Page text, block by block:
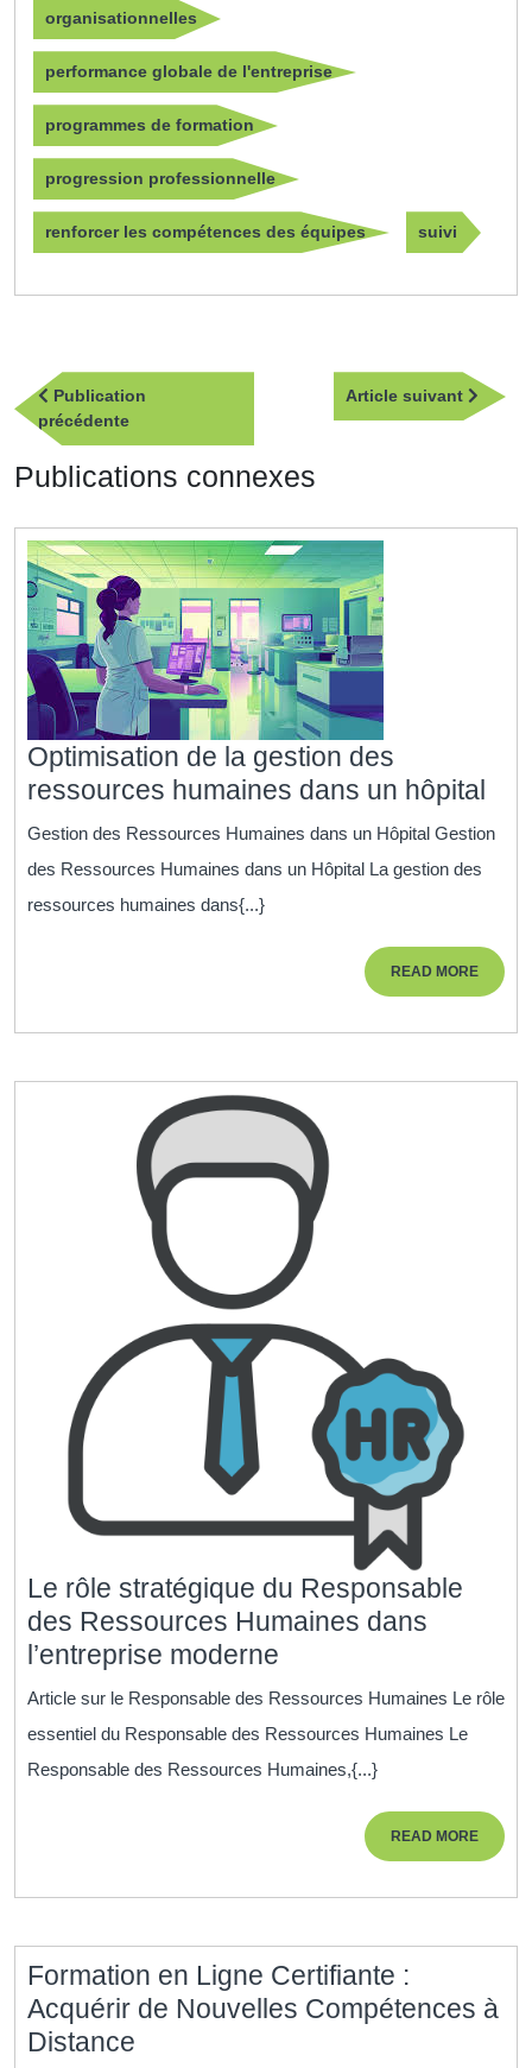
organisationnelles
performance globale de l'entreprise
programmes de formation
progression professionnelle
renforcer les compétences des équipes suivi
Navigation
de
l’article
Publication
précédentePublication
précédente
Article suivant
Article
Publications connexes
Optimisation de la gestion des
ressources humaines dans un hôpital
Gestion des Ressources Humaines dans un Hôpital Gestion
des Ressources Humaines dans un Hôpital La gestion des
ressources humaines dans{...}
READ MOREREAD
MORE
Le rôle stratégique du Responsable
des Ressources Humaines dans
l’entreprise moderne
rôle
stratégique
Responsable
Ressources
l’entreprise
moderne
Article sur le Responsable des Ressources Humaines Le rôle
essentiel du Responsable des Ressources Humaines Le
Responsable des Ressources Humaines,{...}
READ MOREREAD
MORE
Formation en Ligne Certifiante :
Acquérir de Nouvelles Compétences à
Distance